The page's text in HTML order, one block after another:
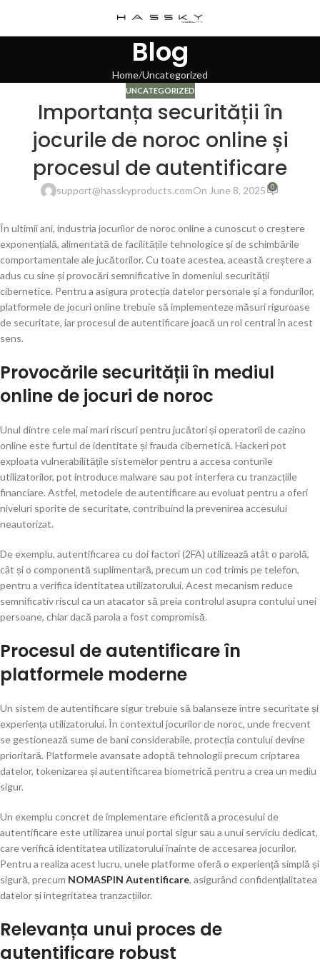
Blog
Home Uncategorized
UNCATEGORIZED
Importanța securității în
jocurile de noroc online și
procesul de autentificare
support@hasskyproducts.comOn June 8, 2025 0
În ultimii ani, industria jocurilor de noroc online a cunoscut o creștere
exponențială, alimentată de facilitățile tehnologice și de schimbările
comportamentale ale jucătorilor. Cu toate acestea, această creștere a
adus cu sine și provocări semnificative în domeniul securității
cibernetice. Pentru a asigura protecția datelor personale și a fondurilor,
platformele de jocuri online trebuie să implementeze măsuri riguroase
de securitate, iar procesul de autentificare joacă un rol central în acest
sens.
Provocările securității în mediul
online de jocuri de noroc
Unul dintre cele mai mari riscuri pentru jucători și operatorii de cazino
online este furtul de identitate și frauda cibernetică. Hackeri pot
exploata vulnerabilitățile sistemelor pentru a accesa conturile
utilizatorilor, pot introduce malware sau pot interfera cu tranzacțiile
financiare. Astfel, metodele de autentificare au evoluat pentru a oferi
niveluri sporite de securitate, contribuind la prevenirea accesului
neautorizat.
De exemplu, autentificarea cu doi factori (2FA) utilizează atât o parolă,
cât și o componentă suplimentară, precum un cod trimis pe telefon,
pentru a verifica identitatea utilizatorului. Acest mecanism reduce
semnificativ riscul ca un atacator să preia controlul asupra contului unei
persoane, chiar dacă parola a fost compromisă.
Procesul de autentificare în
platformele moderne
Un sistem de autentificare sigur trebuie să balanseze între securitate și
experiența utilizatorului. În contextul jocurilor de noroc, unde frecvent
se gestionează sume de bani considerabile, protecția contului devine
prioritară. Platformele avansate adoptă tehnologii precum criptarea
datelor, tokenizarea și autentificarea biometrică pentru a crea un mediu
sigur.
Un exemplu concret de implementare eficientă a procesului de
autentificare este utilizarea unui portal sigur sau a unui serviciu dedicat,
care verifică identitatea utilizatorului înainte de accesarea jocurilor.
Pentru a realiza acest lucru, unele platforme oferă o experiență simplă și
sigură, precum NOMASPIN Autentificare, asigurând confidențialitatea
datelor și integritatea tranzacțiilor.
Relevanța unui proces de
autentificare robust